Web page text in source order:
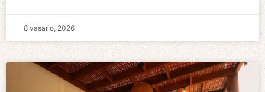
8 vasario, 2026